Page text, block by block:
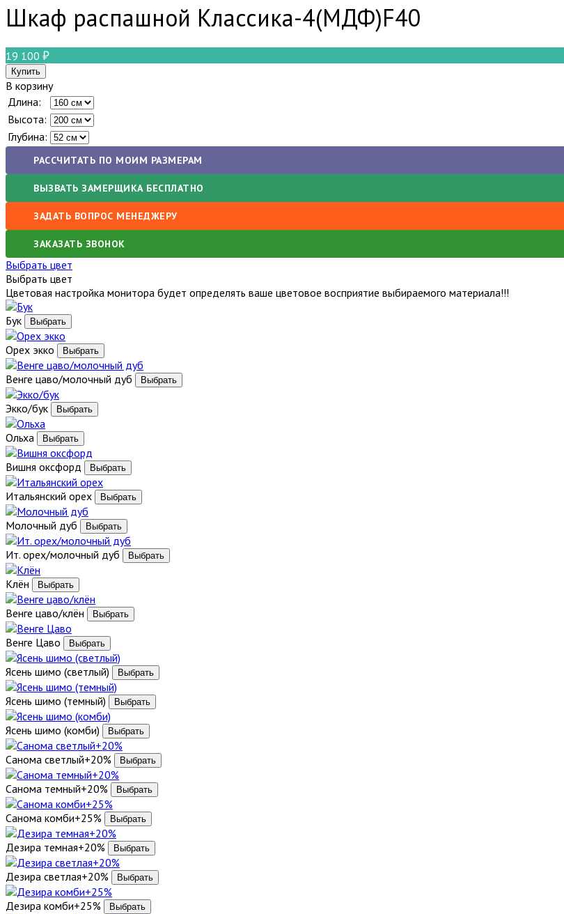
Шкаф распашной Классика-4(МДФ)F40
19 100
В корзину
Длина:
Высота:
Глубина:
РАССЧИТАТЬ ПО МОИМ РАЗМЕРАМ
ВЫЗВАТЬ ЗАМЕРЩИКА БЕСПЛАТНО
ЗАДАТЬ ВОПРОС МЕНЕДЖЕРУ
ЗАКАЗАТЬ ЗВОНОК
Выбрать цвет
Выбрать цвет
Цветовая настройка монитора будет определять ваше цветовое восприятие выбираемого материала!!!
Бук
Орех экко
Венге цаво/молочный дуб
Экко/бук
Ольха
Вишня оксфорд
Итальянский орех
Молочный дуб
Ит. орех/молочный дуб
Клён
Венге цаво/клён
Венге Цаво
Ясень шимо (светлый)
Ясень шимо (темный)
Ясень шимо (комби)
Санома светлый+20%
Санома темный+20%
Санома комби+25%
Дезира темная+20%
Дезира светлая+20%
Дезира комби+25%